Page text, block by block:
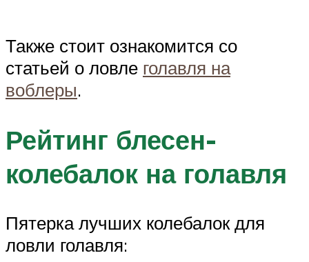
Также стоит ознакомится со
статьей о ловле голавля на
воблеры.
Рейтинг блесен-
колебалок на голавля
Пятерка лучших колебалок для
ловли голавля: